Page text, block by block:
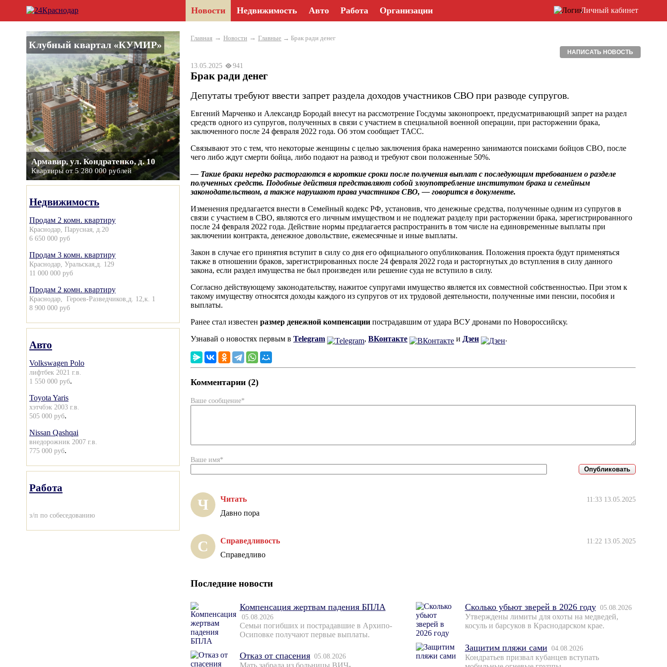
Новости Недвижимость Авто Работа Организации Личный кабинет
Клубный квартал «КУМИР»
Армавир, ул. Кондратенко, д. 10
Квартиры от 5 280 000 рублей
Недвижимость
Продам 2 комн. квартиру
Краснодар, Парусная, д.20
6 650 000 руб
Продам 3 комн. квартиру
Краснодар, Уральская,д. 129
11 000 000 руб
Продам 2 комн. квартиру
Краснодар, Героев-Разведчиков,д. 12,к. 1
8 900 000 руб
Авто
Volkswagen Polo
лифтбек 2021 г.в.
1 550 000 руб.
Toyota Yaris
хэтчбэк 2003 г.в.
505 000 руб.
Nissan Qashqai
внедорожник 2007 г.в.
775 000 руб.
Работа
з/п по собеседованию
Главная → Новости → Главные → Брак ради денег
НАПИСАТЬ НОВОСТЬ
13.05.2025 941
Брак ради денег
Депутаты требуют ввести запрет раздела доходов участников СВО при разводе супругов.
Евгений Марченко и Александр Бородай внесут на рассмотрение Госдумы законопроект, предусматривающий запрет на раздел
средств одного из супругов, полученных в связи с участием в специальной военной операции, при расторжении брака,
заключенного после 24 февраля 2022 года. Об этом сообщает ТАСС.
Связывают это с тем, что некоторые женщины с целью заключения брака намеренно занимаются поисками бойцов СВО, после
чего либо ждут смерти бойца, либо подают на развод и требуют свои положенные 50%.
— Такие браки нередко расторгаются в короткие сроки после получения выплат с последующим требованием о разделе
полученных средств. Подобные действия представляют собой злоупотребление институтом брака и семейным
законодательством, а также нарушают права участников СВО, — говорится в документе.
Изменения предлагается внести в Семейный кодекс РФ, установив, что денежные средства, полученные одним из супругов в
связи с участием в СВО, являются его личным имуществом и не подлежат разделу при расторжении брака, зарегистрированного
после 24 февраля 2022 года. Действие нормы предлагается распространить в том числе на единовременные выплаты при
заключении контракта, денежное довольствие, ежемесячные и иные выплаты.
Закон в случае его принятия вступит в силу со дня его официального опубликования. Положения проекта будут применяться
также в отношении браков, зарегистрированных после 24 февраля 2022 года и расторгнутых до вступления в силу данного
закона, если раздел имущества не был произведен или решение суда не вступило в силу.
Согласно действующему законодательству, нажитое супругами имущество является их совместной собственностью. При этом к
такому имуществу относятся доходы каждого из супругов от их трудовой деятельности, полученные ими пенсии, пособия и
выплаты.
Ранее стал известен размер денежной компенсации пострадавшим от удара ВСУ дронами по Новороссийску.
Узнавай о новостях первым в Telegram , ВКонтакте и Дзен .
Комментарии (2)
Ваше сообщение*
Ваше имя*
Ч Читать 11:33 13.05.2025
Давно пора
С Справедливость 11:22 13.05.2025
Справедливо
Последние новости
Компенсация жертвам падения БПЛА
05.08.2026
Семьи погибших и пострадавшие в Архипо-
Осиповке получают первые выплаты.
Отказ от спасения 05.08.2026
Сколько убьют зверей в 2026 году 05.08.2026
Утверждены лимиты для охоты на медведей,
косуль и барсуков в Краснодарском крае.
Защитим пляжи сами 04.08.2026
Кондратьев призвал кубанцев вступать